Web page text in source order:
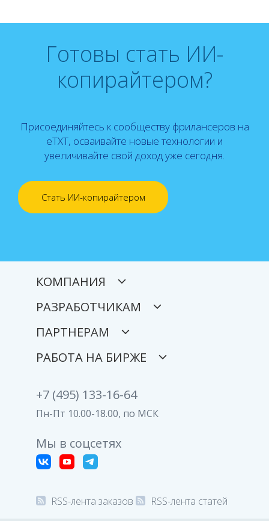
Готовы стать ИИ-
копирайтером?
Присоединяйтесь к сообществу фрилансеров на
eTXT, осваивайте новые технологии и
увеличивайте свой доход уже сегодня.
Стать ИИ-копирайтером
КОМПАНИЯ
РАЗРАБОТЧИКАМ
ПАРТНЕРАМ
РАБОТА НА БИРЖЕ
+7 (495) 133-16-64
Пн-Пт 10.00-18.00, по МСК
Мы в соцсетях
RSS-лента заказов RSS-лента статей